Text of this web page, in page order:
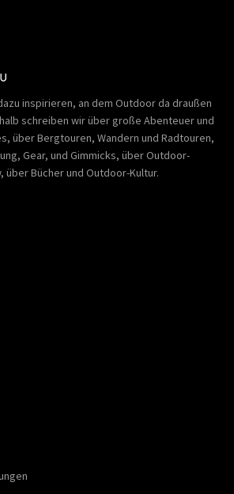
inspirieren, an dem Outdoor da draußen
schreiben wir über große Abenteuer und
über Bergtouren, Wandern und Radtouren,
Gear, und Gimmicks, über Outdoor-
über Bücher und Outdoor-Kultur.